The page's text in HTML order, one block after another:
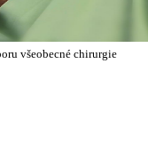
všeobecné chirurgie